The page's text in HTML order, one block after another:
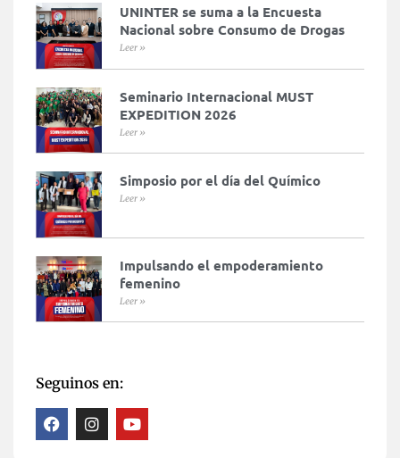
UNINTER se suma a la Encuesta
Nacional sobre Consumo de Drogas
Leer »
Seminario Internacional MUST
EXPEDITION 2026
Leer »
Simposio por el día del Químico
Leer »
Impulsando el empoderamiento
femenino
Leer »
Seguinos en: